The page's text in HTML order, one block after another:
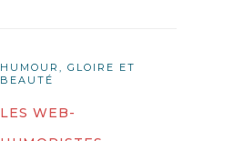
HUMOUR, GLOIRE ET
BEAUTÉ
LES WEB-